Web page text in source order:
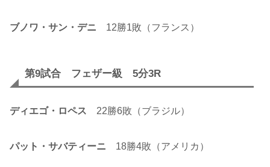
ブノワ・サン・デニ 12勝1敗（フランス）
第9試合 フェザー級 5分3R
ディエゴ・ロペス 22勝6敗（ブラジル）
パット・サバティーニ 18勝4敗（アメリカ）